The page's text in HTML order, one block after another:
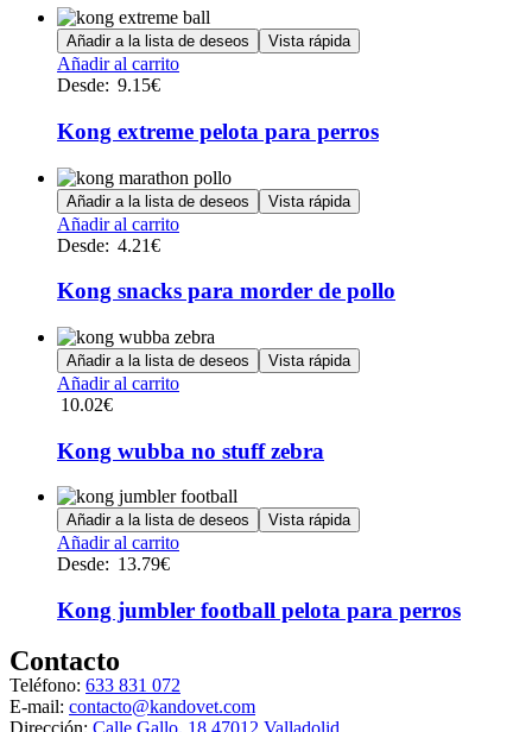
Las
opciones
se
pueden
la
de
producto
Añadir a la lista de deseos Vista rápida
Añadir al carritoEste
múltiples
variantes.
opciones
se
pueden
la
de
producto
Desde: 9.15€
Kong extreme pelota para perros
Añadir a la lista de deseos Vista rápida
Añadir al carritoEste
múltiples
variantes.
Las
opciones
se
pueden
la
de
producto
Desde: 4.21€
Kong snacks para morder de pollo
Añadir a la lista de deseos Vista rápida
Añadir al carrito
10.02€
Kong wubba no stuff zebra
Añadir a la lista de deseos Vista rápida
Añadir al carritoEste
múltiples
variantes.
se
pueden
Desde: 13.79€
Kong jumbler football pelota para perros
Contacto
Teléfono: 633 831 072
E-mail: contacto@kandovet.com
Dirección: Calle Gallo, 18 47012 Valladolid